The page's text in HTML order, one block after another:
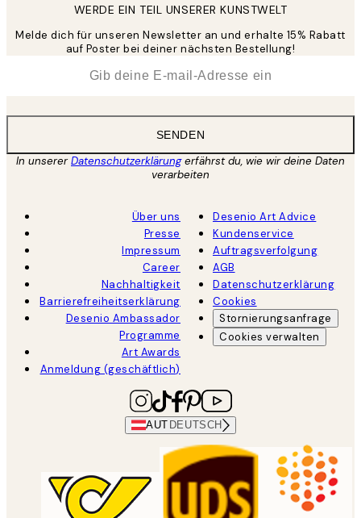
WERDE EIN TEIL UNSERER KUNSTWELT
Melde dich für unseren Newsletter an und erhalte 15% Rabatt
auf Poster bei deiner nächsten Bestellung!
SENDEN
In unsererDatenschutzerklärungerfährst du, wie wir deine Daten
verarbeiten
Über uns
Presse
Impressum
Career
Nachhaltigkeit
Barrierefreiheitserklärung
Desenio Ambassador
Programme
Art Awards
Anmeldung (geschäftlich)
Desenio Art Advice
Kundenservice
Auftragsverfolgung
AGB
Datenschutzerklärung
Cookies
Stornierungsanfrage
Cookies verwalten
AUT DEUTSCH